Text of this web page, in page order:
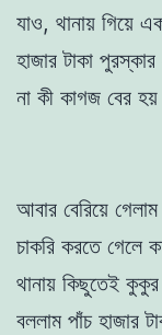
যাও, থানায় গিয়ে
হাজার টাকা
না কী কাগজ বের হয়
আবার বেরিয়ে
চাকরি করতে গেলে
থানায় কিছুতেই কুকুর
বললাম পাঁচ হাজার